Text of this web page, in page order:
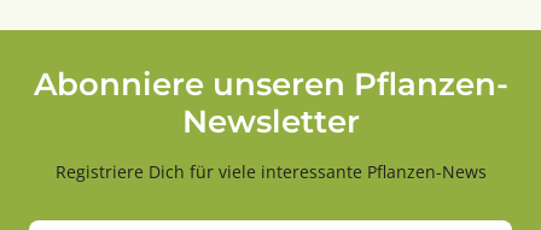
Abonniere unseren Pflanzen-
Newsletter
Registriere Dich für viele interessante Pflanzen-News